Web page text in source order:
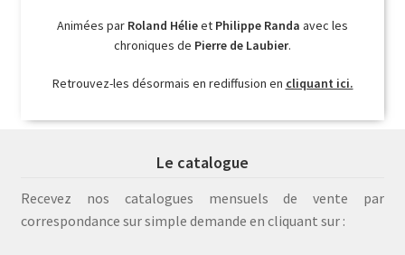
Animées par Roland Hélieet Philippe Randa avec les
chroniques de Pierre de Laubier.
Retrouvez-les désormais en rediffusion en cliquant ici.
Le catalogue
Recevez nos catalogues mensuels de vente par
correspondance sur simple demande en cliquant sur :